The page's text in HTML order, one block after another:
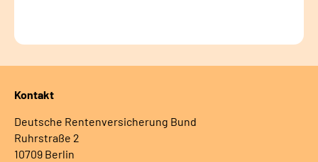
Kontakt
Deutsche Rentenversicherung Bund
Ruhrstraße 2
10709 Berlin